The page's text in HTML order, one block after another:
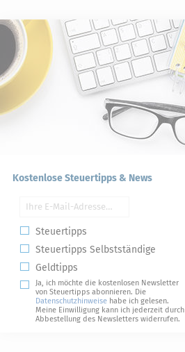
Kostenlose Steuertipps & News
Steuertipps
Steuertipps Selbstständige
Geldtipps
Ja, ich möchte die kostenlosen Newsletter
von Steuertipps abonnieren. Die
Datenschutzhinweise habe ich gelesen.
Meine Einwilligung kann ich jederzeit durch
Abbestellung des Newsletters widerrufen.